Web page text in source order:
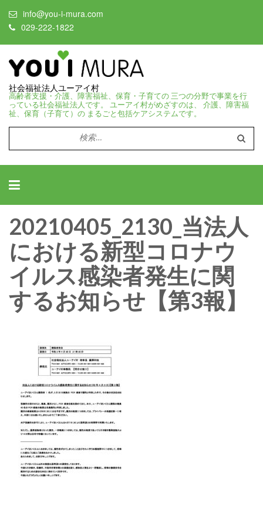
info@you-i-mura.com
029-222-1822
社会福祉法人ユーアイ村
高齢者支援・介護、障害福祉、保育・子育ての 三つの分野で事業を行
っている社会福祉法人です。 ユーアイ村がめざすのは、 介護、障害福
祉、保育（子育て）の まるごと包括ケアシステムです。
検
索:
20210405_2130_当法人
における新型コロナウ
イルス感染者発生に関
するお知らせ【第3報】